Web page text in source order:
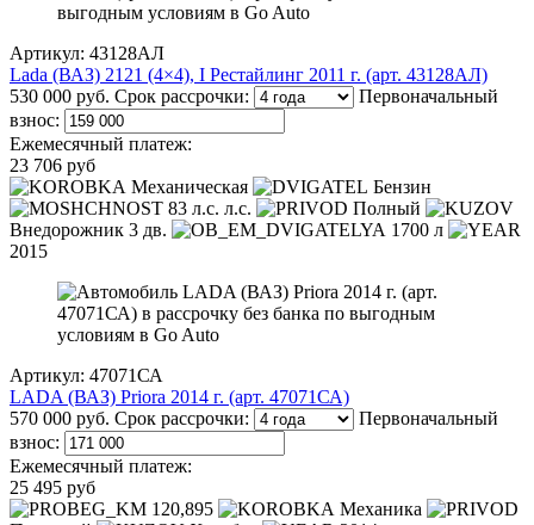
Артикул: 43128АЛ
Lada (ВАЗ) 2121 (4×4), I Рестайлинг 2011 г. (арт. 43128АЛ)
530 000 руб. Срок рассрочки:
Первоначальный
взнос:
Ежемесячный платеж:
23 706 руб
Механическая
Бензин
83 л.с. л.с.
Полный
Внедорожник 3 дв.
1700 л
2015
Артикул: 47071СА
LADA (ВАЗ) Priora 2014 г. (арт. 47071СА)
570 000 руб. Срок рассрочки:
Первоначальный
взнос:
Ежемесячный платеж:
25 495 руб
120,895
Механика